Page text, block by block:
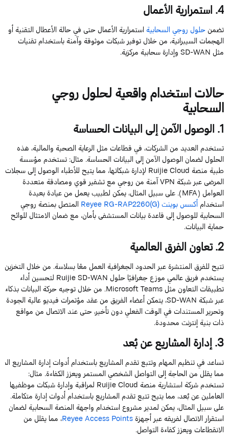
4. استمرارية الأعمال
تضمنحلول روجي السحابيةاستمرارية الأعمال حتى في حالة الأعطال التقنية أو
الهجمات السيبرانية، من خلال توفير شبكات موثوقة وآمنة باستخدام تقنيات
مثل SD-WAN وإدارة سحابية مركزية.
حالات استخدام واقعية لحلول روجي
السحابية
1
.الوصولالآمنإلىالبياناتالحساسة
تستخدمالعديدمنالشركات، فيقطاعاتمثلالرعايةالصحيةوالمالية، هذه
الحلوللضمانالوصولالآمنإلىالبياناتالحساسة. مثال: تستخدم مؤسسة
طبية منصة RuijieCloud لإدارة شبكاتها، مما يتيح للأطباء الوصول إلى سجلات
المرضى عبر شبكةVPNآمنة من روجي مع تشفير قوي ومصادقة متعددة
العوامل (MFA). على سبيل المثال، يمكن لطبيب يعمل من عيادة بعيدة
استخدامأكسس بوينت ReyeeRG-RAP2260(G) المتصل بمنصة روجي
السحابية للوصول إلى قاعدة بيانات المستشفى بأمان، مع ضمان الامتثال للوائح
حماية البيانات.
2
.تعاونالفرقالعالمية
تتيح للفرقالمنتشرةعبرالحدودالجغرافيةالعملمعًابسلاسة. منخلالالتخزين
يستخدم فريق عالمي موزع جغرافيًا حلول RuijieSD-WAN لتحسين أداء
تطبيقات التعاون مثل MicrosoftTeams . من خلال توجيه حركة البيانات بذكاء
عبر شبكةSD-WAN، يتمكن أعضاء الفريق من عقد مؤتمرات فيديو عالية الجودة
وتحرير المستندات في الوقت الفعلي دون تأخير، حتى عند الاتصال من مواقع
ذات بنية إنترنت محدودة.
3
.إدارةالمشاريععنبُعد
تساعدفيتنظيمالمهاموتتبعتقدمالمشاريعباستخدامأدواتإدارةالمشاريع
ممايقللمنالحاجةإلىالتواصلالشخصيالمستمرويعززالكفاءة. مثال:
تستخدم شركة استشارية منصة RuijieCloud لمراقبة وإدارة شبكات موظفيها
العاملين عن بُعد، مما يتيح تتبع تقدم المشاريع باستخدام أدوات إدارة متكاملة.
على سبيل المثال، يمكن لمدير مشروع استخدام واجهة المنصة السحابية لضمان
استقرار الاتصال لفريقه عبر أجهزة ReyeeAccessPoints ، مما يقلل من
الانقطاعات ويعزز كفاءة التواصل.